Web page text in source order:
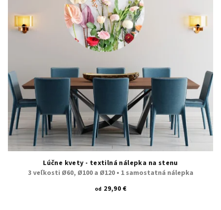
Lúčne kvety - textilná nálepka na stenu
3 veľkosti Ø60, Ø100 a Ø120 • 1 samostatná nálepka
od 29,90 €